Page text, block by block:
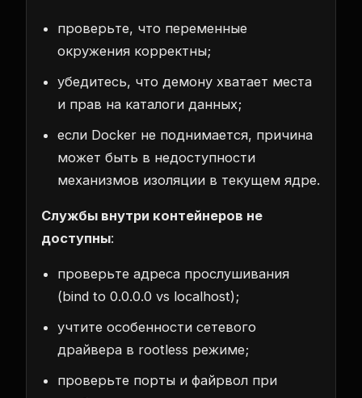
проверьте, что переменные
окружения корректны;
убедитесь, что демону хватает места
и прав на каталоги данных;
если Docker не поднимается, причина
может быть в недоступности
механизмов изоляции в текущем ядре.
Службы внутри контейнеров не
доступны:
проверьте адреса прослушивания
(bind to 0.0.0.0 vs localhost);
учтите особенности сетевого
драйвера в rootless режиме;
проверьте порты и файрвол при